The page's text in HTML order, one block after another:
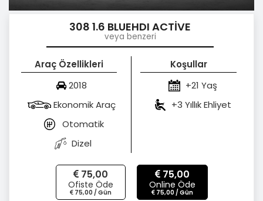
308 1.6 BLUEHDI ACTİVE
veya benzeri
Araç Özellikleri
2018
Ekonomik Araç
Otomatik
Dizel
Koşullar
+21 Yaş
+3 Yıllık Ehliyet
75,00
Ofiste Öde
75,00 / Gün
75,00
Online Öde
75,00 / Gün